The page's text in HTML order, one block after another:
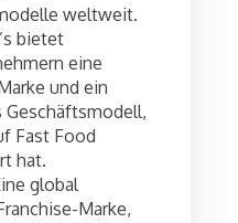
weltweit.
bietet
eine
und ein
Geschäftsmodell,
Fast Food
hat.
global
Marke,